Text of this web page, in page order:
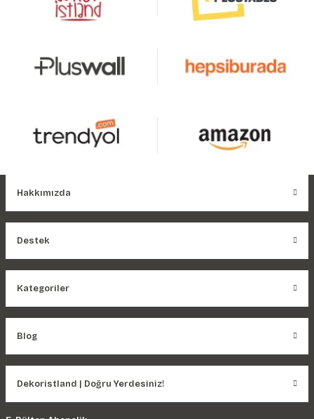
Hakkımızda
Destek
Kategoriler
Blog
Dekoristland | Doğru Yerdesiniz!